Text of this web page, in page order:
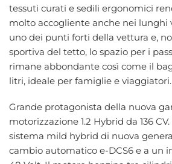
tessuti curati e sedili ergonomici
molto accogliente anche nei lunghi
uno dei punti forti della vettura e,
sportiva del tetto, lo spazio per i
rimane abbondante così come il
litri, ideale per famiglie e viaggiatori.
Grande protagonista della nuova
motorizzazione 1.2 Hybrid da 136
sistema mild hybrid di nuova
cambio automatico e-DCS6 e a un